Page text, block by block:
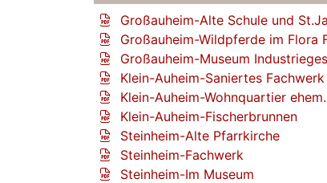
Großauheim-Alte Schule und
Großauheim-Wildpferde im Flora
Großauheim-Museum
Klein-Auheim-Saniertes Fachwerk
Klein-Auheim-Wohnquartier
Klein-Auheim-Fischerbrunnen
Steinheim-Alte Pfarrkirche
Steinheim-Fachwerk
Steinheim-Im Museum